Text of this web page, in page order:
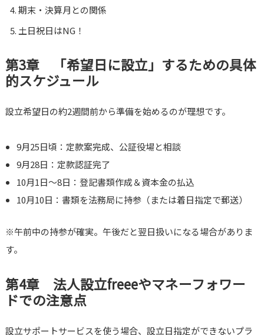
期末・決算月との関係
土日祝日はNG！
第3章 「希望日に設立」するための具体
的スケジュール
設立希望日の約2週間前から準備を始めるのが理想です。
9月25日頃：定款案完成、公証役場と相談
9月28日：定款認証完了
10月1日～8日：登記書類作成＆資本金の払込
10月10日：書類を法務局に持参（または着日指定で郵送）
※午前中の持参が確実。午後だと翌日扱いになる場合がありま
す。
第4章 法人設立freeeやマネーフォワー
ドでの注意点
設立サポートサービスを使う場合、設立日指定ができないプラ